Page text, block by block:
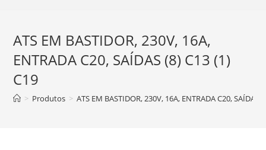
ATS EM BASTIDOR, 230V, 16A,
ENTRADA C20, SAÍDAS (8) C13 (1)
C19
> Produtos > ATS EM BASTIDOR, 230V, 16A, ENTRADA C20, SAÍDAS